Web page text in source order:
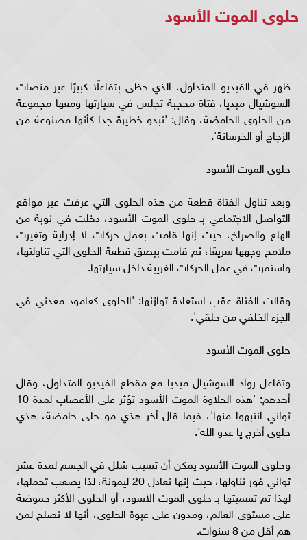
حلوى الموت الأسود
ظهر في الفيديو المتداول، الذي حظى بتفاعلًا كبيرًا عبر منصات
السوشيال ميديا، فتاة محجبة تجلس في سيارتها ومعها مجموعة
من الحلوى الحامضة، وقال: 'تبدو خطيرة جدا كأنها مصنوعة من
الزجاج أو الخرسانة'.
حلوى الموت الأسود
وبعد تناول الفتاة قطعة من هذه الحلوى التي عرفت عبر مواقع
التواصل الاجتماعي بـ حلوى الموت الأسود، دخلت في نوبة من
الهلع والصراخ، حيث إنها قامت بعمل حركات لا إدراية وتغيرت
ملامح وجهها سريعًا، ثم قامت ببصق قطعة الحلوى التي تناولتها،
واستمرت في عمل الحركات الغريبة داخل سيارتها.
وقالت الفتاة عقب استعادة توازنها: 'الحلوى كعامود معدني في
الجزء الخلفي من حلقي'.
حلوى الموت الأسود
وتفاعل رواد السوشيال ميديا مع مقطع الفيديو المتداول، وقال
أحدهم: 'هذه الحلاوة الموت الأسود تؤثر على الأعصاب لمدة 10
ثواني انتبهوا منها'، فيما قال أخر هذي مو حلى حامضة، هذي
حلوى أخرج يا عدو الله'.
وحلوى الموت الأسود يمكن أن تسبب شلل في الجسم لمدة عشر
ثواني فور تناولها، حيث إنها تعادل 20 ليمونة، لذا يصعب تحملها،
لهذا تم تسميتها بـ حلوى الموت الأسود، أو الحلوى الأكثر حموضة
على مستوى العالم، ومدون على عبوة الحلوى، أنها لا تصلح لمن
هم أقل من 8 سنوات.